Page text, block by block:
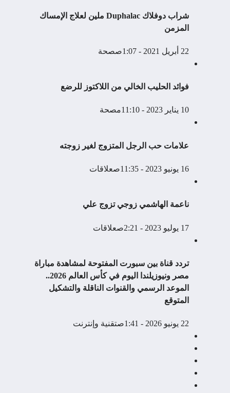
شراب دوفلاك Duphalac ملين لعلاج الإمساك
المزمن
22 أبريل 2021 - 1:07ص صحة
فوائد الحليب الخالي من اللاكتوز للرضع
10 يناير 2023 - 11:10م صحة
علامات حب الرجل المتزوج لغير زوجته
16 يونيو 2023 - 11:35ص علاقات
ناعمة الهاشمي زوجي تزوج علي
17 يوليو 2023 - 2:21ص علاقات
تردد قناة بين سبورت المفتوحة لمشاهدة مباراة
مصر ونيوزيلندا اليوم في كأس العالم 2026..
الموعد الرسمي والقنوات الناقلة والتشكيل
المتوقع
22 يونيو 2026 - 1:41ص تقنية وإنترنت